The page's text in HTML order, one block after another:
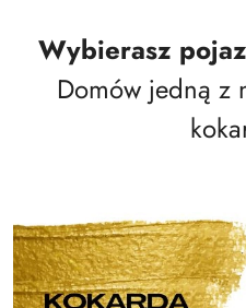
Wybierasz
Domów jedną z